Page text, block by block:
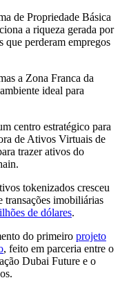
de Propriedade Básica
a riqueza gerada por
que perderam empregos
a Zona Franca da
ideal para
centro estratégico para
de Ativos Virtuais de
trazer ativos do
tokenizados cresceu
transações imobiliárias
de dólares.
do primeiro projeto
, feito em parceria entre o
Dubai Future e o